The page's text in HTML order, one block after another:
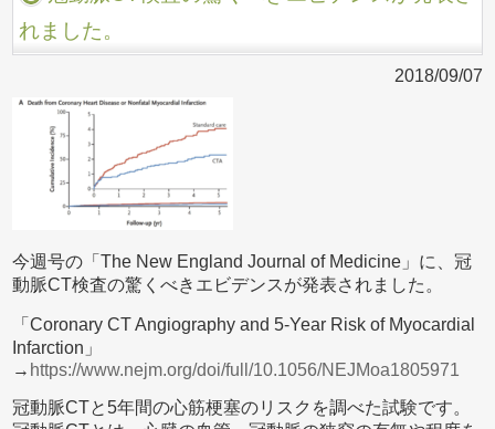
れました。
2018/09/07
今週号の「The New England Journal of Medicine」に、冠
動脈CT検査の驚くべきエビデンスが発表されました。
「Coronary CT Angiography and 5-Year Risk of Myocardial
Infarction」
→ https://www.nejm.org/doi/full/10.1056/NEJMoa1805971
冠動脈CTと5年間の心筋梗塞のリスクを調べた試験です。